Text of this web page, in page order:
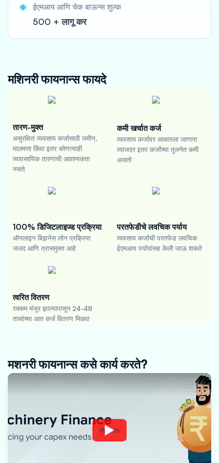
ईएमआय आणि चेक बाऊन्स शुल्क
500 + लागू कर
मशिनरी फायनान्सफायदे
तारण-मुक्त
असुरक्षित व्यवसाय कर्जासाठी जमीन,
मालमत्ता किंवा इतर कोणत्याही
व्यावसायिक तारणाची आवश्यकता
नसते
कमी खर्चात कर्ज
व्यवसाय कर्जावर आकारला जाणारा
व्याजदर इतर कर्जांच्या तुलनेत कमी
असतो
100% डिजिटलाइज्ड प्रक्रिया
ऑनलाइन बिझनेस लोन प्रक्रिया
जलद आणि त्रासमुक्त आहे
परतफेडीचे लवचिक पर्याय
व्यवसाय कर्जाची परतफेड लवचिक
ईएमआय पर्यायांसह केली जाऊ शकते
त्वरित वितरण
रक्कम मंजूर झाल्यापासून 24-48
तासांच्या आत कर्ज वितरण मिळवा
मशनरी फायनान्स कसे कार्य करते?
Watch